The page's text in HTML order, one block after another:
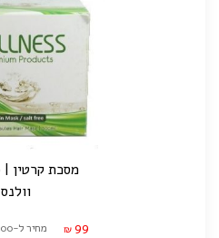
מסכת קרטין | 500 מ"ל
וולנס
₪ 99 מחיר ל-100 מ"ל: ₪19.80